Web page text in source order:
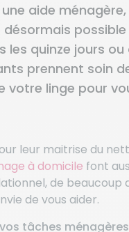
aide
désormais
les quinze jours
prennent soin
votre linge pour
leur maitrise du
à domicile font
de beaucoup
de vous aider.
tâches